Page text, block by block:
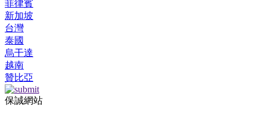
菲律賓
新加坡
台灣
泰國
烏干達
越南
贊比亞
保誠網站